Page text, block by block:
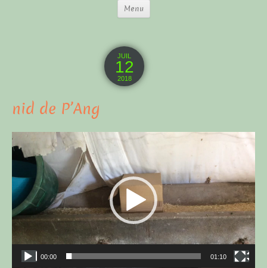
Menu
JUIL
12
2018
nid de P’Ang
Lecteur
vidéo
00:00 01:10